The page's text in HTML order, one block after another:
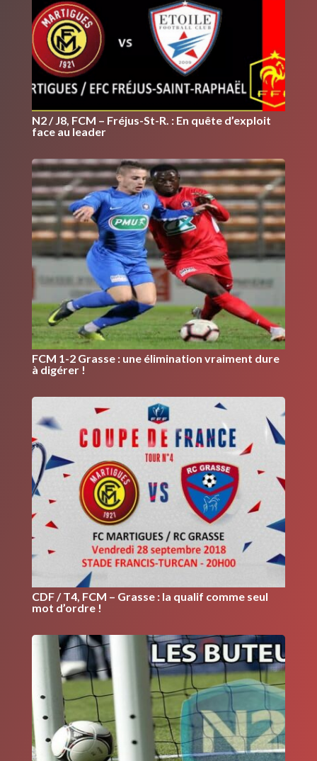
N2 / J8, FCM – Fréjus-St-R. : En quête d’exploit
face au leader
FCM 1-2 Grasse : une élimination vraiment dure
à digérer !
CDF / T4, FCM – Grasse : la qualif comme seul
mot d’ordre !